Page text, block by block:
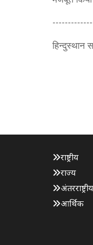
हिन्दुस्थान
राष्ट्रीय
राज्य
अंतरराष्ट्रीय
आर्थिक